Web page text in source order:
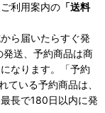
利用案内の 「送料
ら届いたらすぐ発
送、予約商品は商
なります。「予約
ている予約商品は、
長で180日以内に発